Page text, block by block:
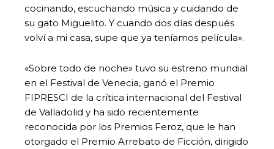
cocinando, escuchando música y cuidando de
su gato Miguelito. Y cuando dos días después
volví a mi casa, supe que ya teníamos película».
«Sobre todo de noche» tuvo su estreno mundial
en el Festival de Venecia, ganó el Premio
FIPRESCI de la crítica internacional del Festival
de Valladolid y ha sido recientemente
reconocida por los Premios Feroz, que le han
otorgado el Premio Arrebato de Ficción, dirigido